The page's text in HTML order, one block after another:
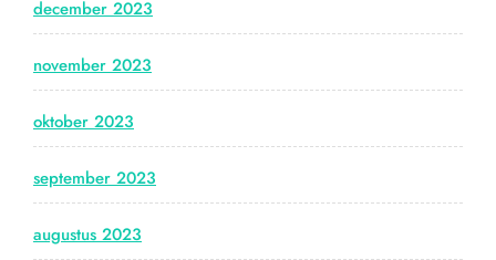
december 2023
november 2023
oktober 2023
september 2023
augustus 2023